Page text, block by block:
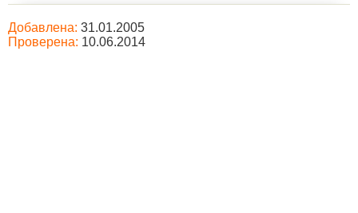
Добавлена: 31.01.2005
Проверена: 10.06.2014